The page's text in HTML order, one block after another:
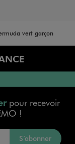
vert garçon
pour recevoir
!
S’abonner